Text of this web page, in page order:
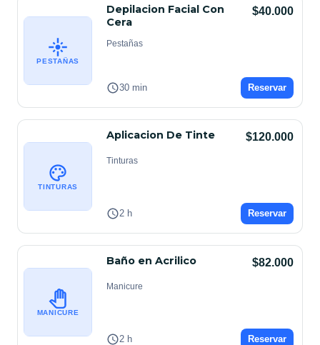
PESTAÑAS
Depilacion Facial Con
Cera
$40.000
Pestañas
30 min Reservar
TINTURAS
Aplicacion De Tinte $120.000
Tinturas
2 h Reservar
MANICURE
Baño en Acrilico $82.000
Manicure
2 h Reservar